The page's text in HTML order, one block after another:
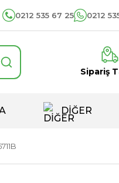
0212 535 67 25 0212
Sipariş
DİĞER